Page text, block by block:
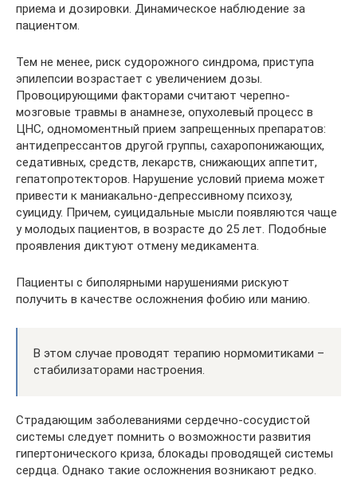
приема и дозировки. Динамическое наблюдение за
пациентом.
Тем не менее, риск судорожного синдрома, приступа
эпилепсии возрастает с увеличением дозы.
Провоцирующими факторами считают черепно-
мозговые травмы в анамнезе, опухолевый процесс в
ЦНС, одномоментный прием запрещенных препаратов:
антидепрессантов другой группы, сахаропонижающих,
седативных, средств, лекарств, снижающих аппетит,
гепатопротекторов. Нарушение условий приема может
привести к маниакально-депрессивному психозу,
суициду. Причем, суицидальные мысли появляются чаще
у молодых пациентов, в возрасте до 25 лет. Подобные
проявления диктуют отмену медикамента.
Пациенты с биполярными нарушениями рискуют
получить в качестве осложнения фобию или манию.
В этом случае проводят терапию нормомитиками –
стабилизаторами настроения.
Страдающим заболеваниями сердечно-сосудистой
системы следует помнить о возможности развития
гипертонического криза, блокады проводящей системы
сердца. Однако такие осложнения возникают редко.